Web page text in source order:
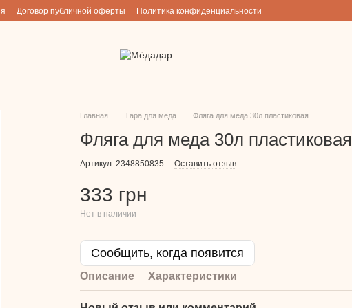
Договор публичной оферты Политика конфиденциальности
Главная Тара для мёда Фляга для меда 30л пластиковая
Фляга для меда 30л пластиковая
Артикул: 2348850835 Оставить отзыв
333 грн
Нет в наличии
Сообщить, когда появится
Описание Характеристики